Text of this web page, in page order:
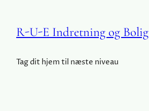
R-U-E Indretning og Bolig
Tag dit hjem til næste niveau